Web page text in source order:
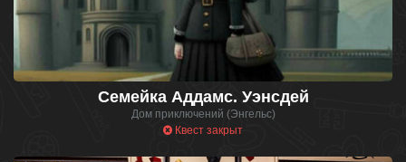
Семейка Аддамс. Уэнсдей
Дом приключений (Энгельс)
Квест закрыт